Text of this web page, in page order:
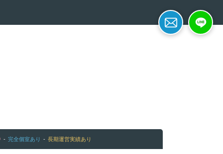
完全個室あり 長期運営実績あり
LINE応募
簡単面接予約